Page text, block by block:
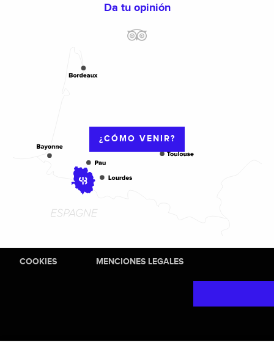
Da tu opinión
¿CÓMO VENIR?
COOKIES MENCIONES LEGALES